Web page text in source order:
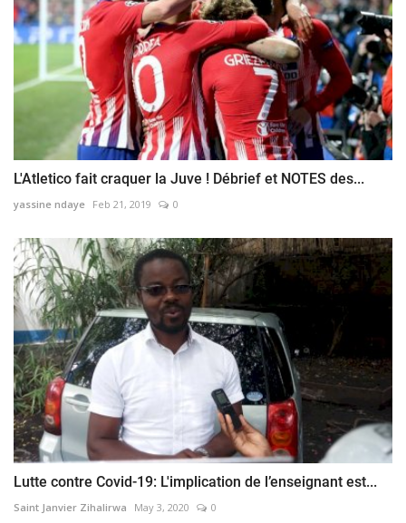
L'Atletico fait craquer la Juve ! Débrief et NOTES des...
yassine ndaye Feb 21, 2019 0
Lutte contre Covid-19: L'implication de l’enseignant est...
Saint Janvier Zihalirwa May 3, 2020 0